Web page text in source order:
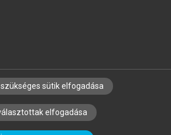
CÉGEKNEK KÖNYVTÁROSOKNAK
ÉS LEKTORÁLÁSI ALAPELVEK
szükséges sütik elfogadása
elfogadása